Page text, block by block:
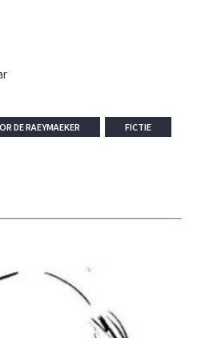
DE RAEYMAEKER FICTIE